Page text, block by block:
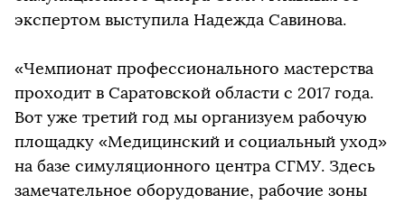
экспертом выступила Надежда Савинова.
«Чемпионат профессионального мастерства
проходит в Саратовской области с 2017 года.
Вот уже третий год мы организуем рабочую
площадку «Медицинский и социальный уход»
на базе симуляционного центра СГМУ. Здесь
замечательное оборудование, рабочие зоны